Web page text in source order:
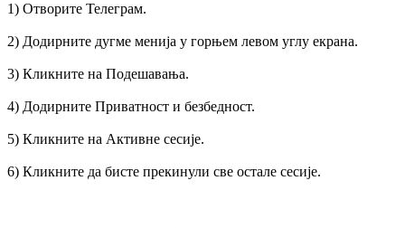
1) Отворите Телеграм.
2) Додирните дугме менија у горњем левом углу екрана.
3) Кликните на Подешавања.
4) Додирните Приватност и безбедност.
5) Кликните на Активне сесије.
6) Кликните да бисте прекинули све остале сесије.